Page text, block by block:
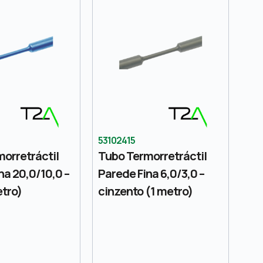
20,0/10,0 –
53102415
Tubo Termorretráctil
Parede Fina 6,0/3,0 –
cinzento (1 metro)